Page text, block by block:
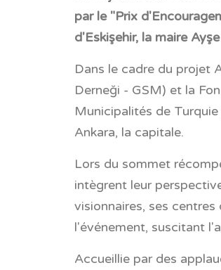
par le "Prix
d'Eskişehir, la maire
Dans le cadre du projet
Derneği - GSM) et la
Municipalités de
Ankara, la capitale.
Lors du sommet
intègrent leur
visionnaires, ses
l'événement, suscitant
Accueillie par des